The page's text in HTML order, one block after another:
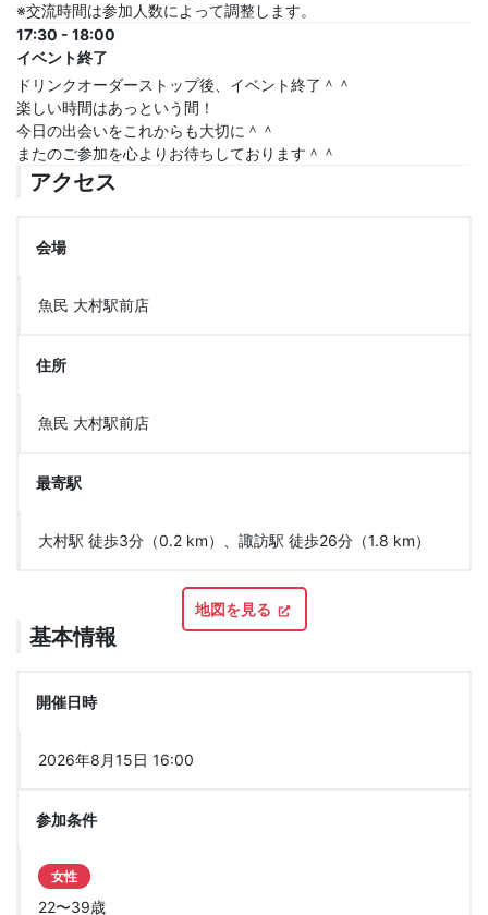
※交流時間は参加人数によって調整します。
17:30 - 18:00
イベント終了
ドリンクオーダーストップ後、イベント終了＾＾
楽しい時間はあっという間！
今日の出会いをこれからも大切に＾＾
またのご参加を心よりお待ちしております＾＾
アクセス
会場
魚民 大村駅前店
住所
魚民 大村駅前店
最寄駅
大村駅 徒歩3分（0.2 km）、諏訪駅 徒歩26分（1.8 km）
地図を見る
基本情報
開催日時
2026年8月15日 16:00
参加条件
女性
22〜39歳